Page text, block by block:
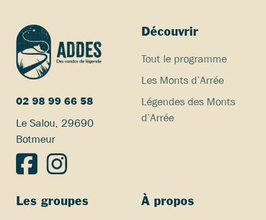
02 98 99 66 58
Le Salou, 29690
Botmeur
Découvrir
Tout le programme
Les Monts d’Arrée
Légendes des Monts
d’Arrée
Les groupes À propos